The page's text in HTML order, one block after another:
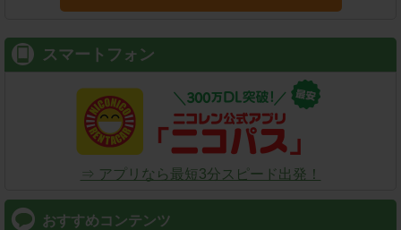
スマートフォン
⇒ アプリなら最短3分スピード出発！
おすすめコンテンツ